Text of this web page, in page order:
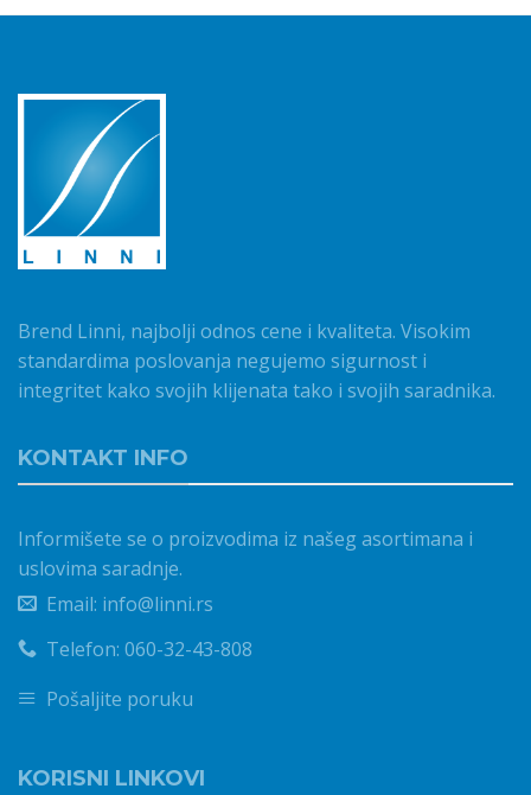
Brend Linni, najbolji odnos cene i kvaliteta. Visokim
standardima poslovanja negujemo sigurnost i
integritet kako svojih klijenata tako i svojih saradnika.
KONTAKT INFO
Informišete se o proizvodima iz našeg asortimana i
uslovima saradnje.
Email: info@linni.rs
Telefon: 060-32-43-808
Pošaljite poruku
KORISNI LINKOVI